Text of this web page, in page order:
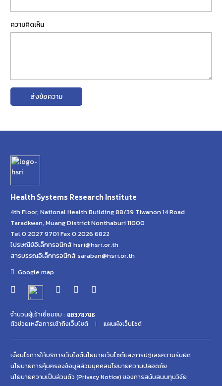
ความคิดเห็น
ส่งข้อความ
Health Systems Research Institute
4th Floor, National Health Building 88/39 Tiwanon 14 Road
Taradkwan, Muang District Nonthaburi 11000
Tel 0 2027 9701 Fax 0 2026 6822
ไปรษณีย์อิเล็กทรอนิกส์ hsri@hsri.or.th
สารบรรณอิเล็กทรอนิกส์ saraban@hsri.or.th
Google map
จำนวนผู้เข้าเยี่ยมชม :
ตัวช่วยเหลือการเข้าถึงเว็บไซต์
แผนผังเว็บไซต์
เงื่อนไขการให้บริการเว็บไซต์นโยบายเว็บไซต์และการปฏิเสธความรับผิด
นโยบายการคุ้มครองข้อมูลส่วนบุคคลนโยบายความปลอดภัย
นโยบายความเป็นส่วนตัว (Privacy Notice) ของการสนับสนนทุนวิจัย